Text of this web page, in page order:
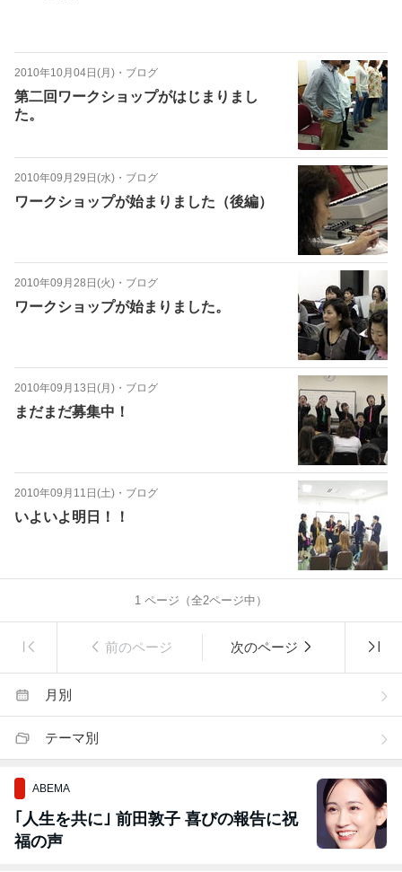
2010年10月04日(月) ・ ブログ
第二回ワークショップがはじまりまし
た。
2010年09月29日(水) ・ ブログ
ワークショップが始まりました（後編）
2010年09月28日(火) ・ ブログ
ワークショップが始まりました。
2010年09月13日(月) ・ ブログ
まだまだ募集中！
2010年09月11日(土) ・ ブログ
いよいよ明日！！
1 ページ（全2ページ中）
前のページ 次のページ
月別
テーマ別
ABEMA
｢人生を共に｣ 前田敦子 喜びの報告に祝
福の声